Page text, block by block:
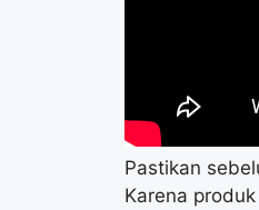
Pastikan
Karena